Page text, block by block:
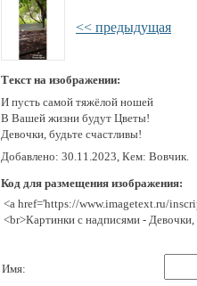
<< предыдущая
Текст на изображении:
И пусть самой тяжёлой ношей
В Вашей жизни будут Цветы!
Девочки, будьте счастливы!
Добавлено: 30.11.2023, Кем: Вовчик.
Код для размещения изображения:
<a href='https://www.imagetext.ru/
<br>Картинки с надписями - Девочки,
Имя: